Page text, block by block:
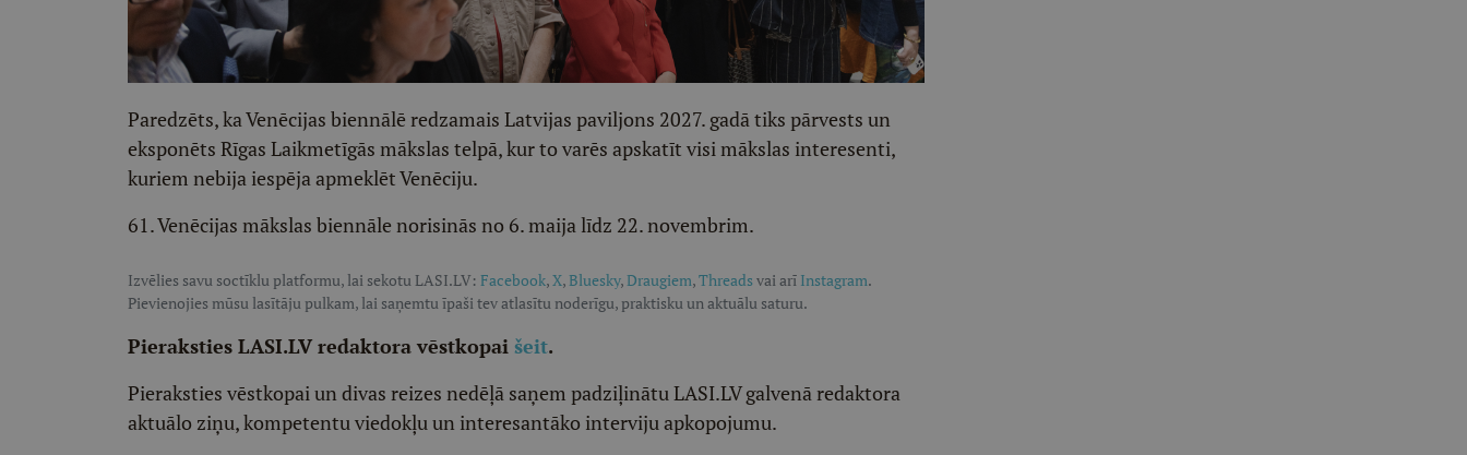
Paredzēts, ka Venēcijas biennālē redzamais Latvijas paviljons 2027. gadā tiks pārvests un
eksponēts Rīgas Laikmetīgās mākslas telpā, kur to varēs apskatīt visi mākslas interesenti,
kuriem nebija iespēja apmeklēt Venēciju.
61. Venēcijas mākslas biennāle norisinās no 6. maija līdz 22. novembrim.
Izvēlies savu soctīklu platformu, lai sekotu LASI.LV: Facebook,X,Bluesky,Draugiem,Threadsvai arī Instagram.
Pievienojies mūsu lasītāju pulkam, lai saņemtu īpaši tev atlasītu noderīgu, praktisku un aktuālu saturu.
Pieraksties LASI.LV redaktora vēstkopai šeit.
Pieraksties vēstkopai un divas reizes nedēļā saņem padziļinātu LASI.LV galvenā redaktora
aktuālo ziņu, kompetentu viedokļu un interesantāko interviju apkopojumu.